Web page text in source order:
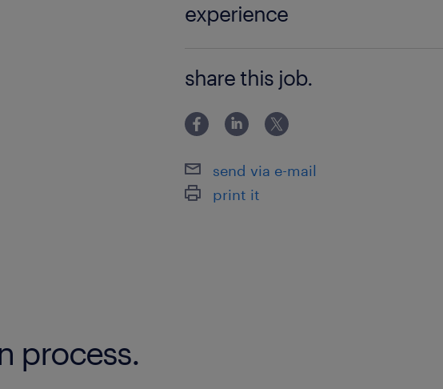
experience
る方（PCへの抵抗がない方）
share this job.
send via e-mail
print it
process.